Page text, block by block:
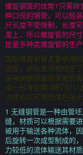
螺旋钢管的优势1只需
种口径的钢管，可以轻
尺长度不受限制，长度
周上，所以螺旋管的尺
批量多种类螺旋管的生产
国标螺旋钢管主要依据
钢管，该标准详细规定
是确保螺旋钢管质量的
绍一标准范围
流体和非可燃流体包括水
1 无缝钢管是一种由管
缝，材质可以根据需要
被用于输送各种流体，
后旋转一次成型制成的
力较低的流体输送其材